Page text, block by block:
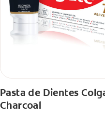
Pasta de Dientes
Charcoal